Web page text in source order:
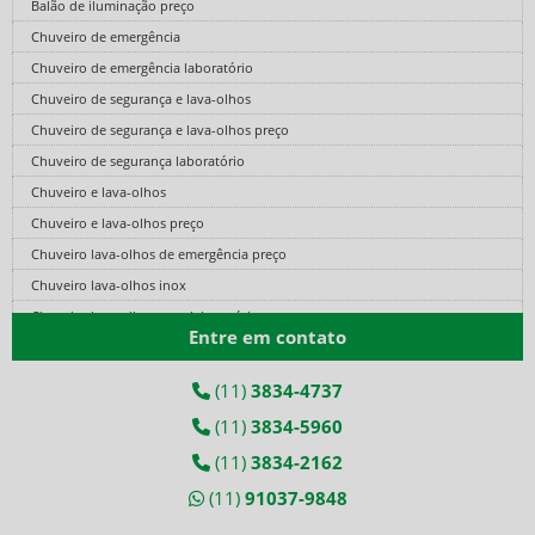
Balão de iluminação preço
Chuveiro de emergência
Chuveiro de emergência laboratório
Chuveiro de segurança e lava-olhos
Chuveiro de segurança e lava-olhos preço
Chuveiro de segurança laboratório
Chuveiro e lava-olhos
Chuveiro e lava-olhos preço
Chuveiro lava-olhos de emergência preço
Chuveiro lava-olhos inox
Chuveiro lava-olhos para laboratório
Cilindro de ar comprimido fibra de carbono
Cilindro de ar fibra de carbono
Cilindro de ar respirável preço
Conjunto autônomo de ar respirável
Entre em contato
(11) 3834-4737
(11) 3834-5960
(11) 3834-2162
(11) 91037-9848